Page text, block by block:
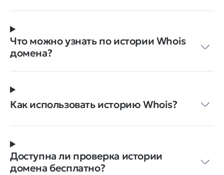
Что можно узнать по истории Whois
домена?
Как использовать историю Whois?
Доступна ли проверка истории
домена бесплатно?